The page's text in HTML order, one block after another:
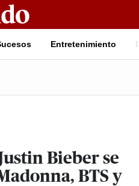
Entretenimiento
Bieber se
BTS y